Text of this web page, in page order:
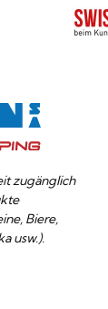
zugänglich
Biere,
usw.).